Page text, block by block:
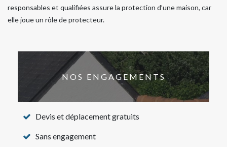
responsables et qualifiées assure la protection d’une maison, car
elle joue un rôle de protecteur.
NOS ENGAGEMENTS
Devis et déplacement gratuits
Sans engagement